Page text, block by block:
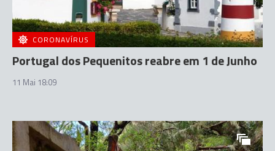
CORONAVÍRUS
Portugal dos Pequenitos reabre em 1 de Junho
11 Mai 18:09